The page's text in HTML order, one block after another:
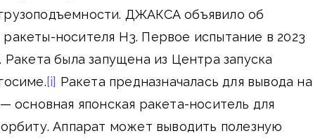
ДЖАКСА объявило об
носителя H3. Первое испытание в 2023
Ракета была запущена из Центра запуска
[i] Ракета предназначалась для вывода на
основная японская ракета-носитель для
Аппарат может выводить полезную